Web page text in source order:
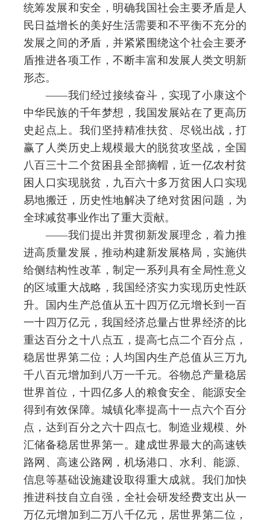
统筹发展和安全，明确我国社会主要矛盾是人
民日益增长的美好生活需要和不平衡不充分的
发展之间的矛盾，并紧紧围绕这个社会主要矛
盾推进各项工作，不断丰富和发展人类文明新
形态。
——我们经过接续奋斗，实现了小康这个
中华民族的千年梦想，我国发展站在了更高历
史起点上。我们坚持精准扶贫、尽锐出战，打
赢了人类历史上规模最大的脱贫攻坚战，全国
八百三十二个贫困县全部摘帽，近一亿农村贫
困人口实现脱贫，九百六十多万贫困人口实现
易地搬迁，历史性地解决了绝对贫困问题，为
全球减贫事业作出了重大贡献。
——我们提出并贯彻新发展理念，着力推
进高质量发展，推动构建新发展格局，实施供
给侧结构性改革，制定一系列具有全局性意义
的区域重大战略，我国经济实力实现历史性跃
升。国内生产总值从五十四万亿元增长到一百
一十四万亿元，我国经济总量占世界经济的比
重达百分之十八点五，提高七点二个百分点，
稳居世界第二位；人均国内生产总值从三万九
千八百元增加到八万一千元。谷物总产量稳居
世界首位，十四亿多人的粮食安全、能源安全
得到有效保障。城镇化率提高十一点六个百分
点，达到百分之六十四点七。制造业规模、外
汇储备稳居世界第一。建成世界最大的高速铁
路网、高速公路网，机场港口、水利、能源、
信息等基础设施建设取得重大成就。我们加快
推进科技自立自强，全社会研发经费支出从一
万亿元增加到二万八千亿元，居世界第二位，